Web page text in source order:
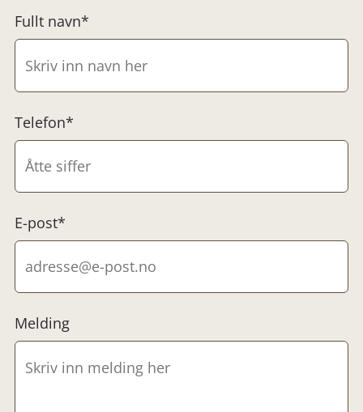
Fullt navn*
Telefon*
E-post*
Melding